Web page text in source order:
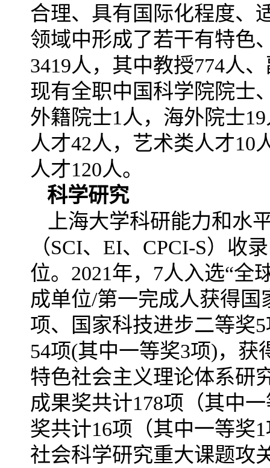
合理、具有国际化程度、
领域中形成了若干有特色
3419人，其中教授774人
现有全职中国科学院院士
外籍院士1人，海外院士
人才42人，艺术类人才10
人才120人。
科学研究
上海大学科研能力和水
（SCI、EI、CPCI-S）收
位。2021年，7人入选“全
成单位/第一完成人获得
项、国家科技进步二等奖
54项(其中一等奖3项)，
特色社会主义理论体系研
成果奖共计178项（其中
奖共计16项（其中一等奖
社会科学研究重大课题攻